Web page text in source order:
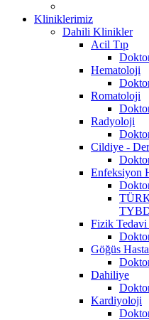
Kliniklerimiz
Dahili Klinikler
Acil Tıp
Hematoloji
Romatoloji
Radyoloji
Cildiye -
Enfeksiyon
Fizik Tedavi
Göğüs
Dahiliye
Kardiyoloji